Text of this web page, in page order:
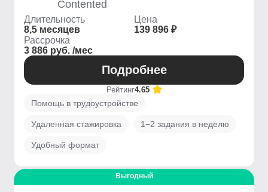
Contented
Длительность
8,5 месяцев
Цена
139 896 ₽
Рассрочка
3 886 руб. /мес
Подробнее
Рейтинг4.65
Помощь в трудоустройстве
Удаленная стажировка 1−2 задания в неделю
Удобный формат
Выгодный